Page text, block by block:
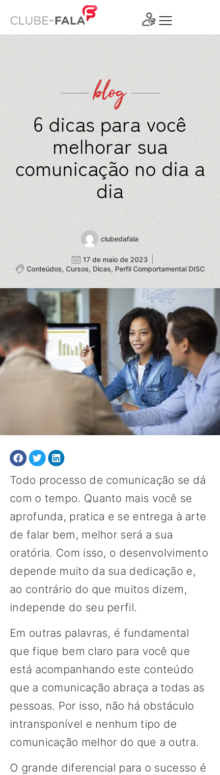
para
blog
6 dicas para você
melhorar sua
comunicação no dia a
dia
clubedafala
17 de maio de 2023
Conteúdos, Cursos, Dicas, Perfil Comportamental DISC
Todo processo de comunicação se dá
com o tempo. Quanto mais você se
aprofunda, pratica e se entrega à arte
de falar bem, melhor será a sua
oratória. Com isso, o desenvolvimento
depende muito da sua dedicação e,
ao contrário do que muitos dizem,
independe do seu perfil.
Em outras palavras, é fundamental
que fique bem claro para você que
está acompanhando este conteúdo
que a comunicação abraça a todas as
pessoas. Por isso, não há obstáculo
intransponível e nenhum tipo de
comunicação melhor do que a outra.
O grande diferencial para o sucesso é